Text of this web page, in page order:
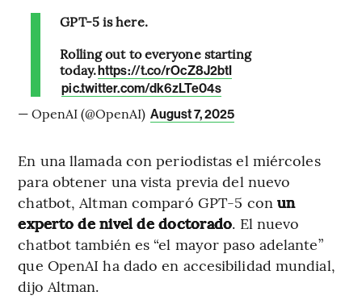
GPT-5 is here.
Rolling out to everyone starting
today.https://t.co/rOcZ8J2btI
pic.twitter.com/dk6zLTe04s
— OpenAI (@OpenAI) August 7, 2025
En una llamada con periodistas el miércoles
para obtener una vista previa del nuevo
chatbot, Altman comparó GPT-5 con un
experto de nivel de doctorado. El nuevo
chatbot también es “el mayor paso adelante”
que OpenAI ha dado en accesibilidad mundial,
dijo Altman.